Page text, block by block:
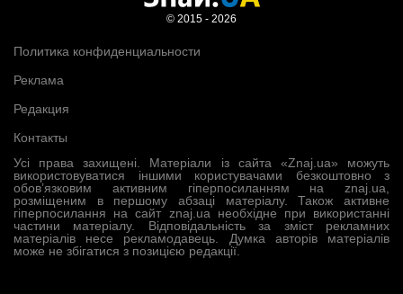
Усі права захищені. Матеріали із сайта «Znaj.ua» можуть
використовуватися іншими користувачами безкоштовно з
обов’язковим активним гіперпосиланням на znaj.ua,
розміщеним в першому абзаці матеріалу. Також активне
гіперпосилання на сайт znaj.ua необхідне при використанні
частини матеріалу. Відповідальність за зміст рекламних
матеріалів несе рекламодавець. Думка авторів матеріалів
може не збігатися з позицією редакції.
Политика конфиденциальности
Реклама
Редакция
Контакты
© 2015 - 2026